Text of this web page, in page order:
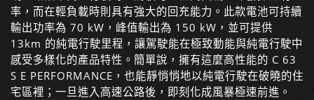
率，而在輕負載時則具有強大的回充能力。此款電池可持續
輸出功率為 70 kW，峰值輸出為 150 kW，並可提供
13km 的純電行駛里程，讓駕駛能在極致動能與純電行駛中
感受多樣化的產品特性。簡單說，擁有這麼高性能的 C 63
S E PERFORMANCE，也能靜悄悄地以純電行駛在破曉的住
宅區裡；一旦進入高速公路後，即刻化成風暴極速前進。